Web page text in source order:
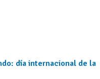
día internacional de la